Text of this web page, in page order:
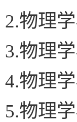
2.物理
3.物理
4.物理
5.物理